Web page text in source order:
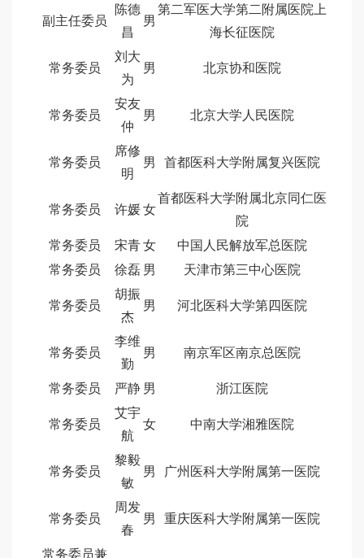
副主任委员
陈德
昌
男
第二军医大学第二附属医院上
海长征医院
常务委员
刘大
为
男 北京协和医院
常务委员
安友
仲
男 北京大学人民医院
常务委员
席修
明
男 首都医科大学附属复兴医院
常务委员 许媛女
首都医科大学附属北京同仁医
院
常务委员
宋青女
中国人民解放军总医院
常务委员
徐磊 男 天津市第三中心医院
常务委员
胡振
杰
男 河北医科大学第四医院
常务委员
李维
勤
男 南京军区南京总医院
常务委员 严静 男 浙江医院
常务委员
艾宇
航
女 中南大学湘雅医院
常务委员
黎毅
敏
男 广州医科大学附属第一医院
常务委员
周发
春
男 重庆医科大学附属第一医院
常务委员兼